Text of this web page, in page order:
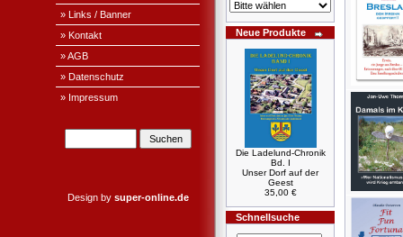
» Links / Banner
» Kontakt
» AGB
» Datenschutz
» Impressum
Design by super-online.de
Neue Produkte
Die Ladelund-Chronik
Bd. I
Unser Dorf auf der
Geest
35,00 €
Schnellsuche